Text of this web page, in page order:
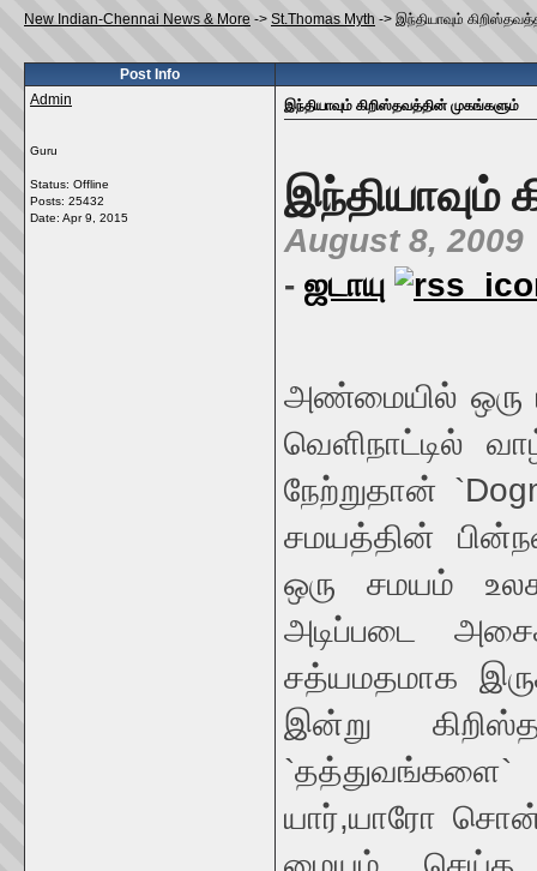
New Indian-Chennai News & More -> St.Thomas Myth -> இந்தியாவும்
Post Info
Admin
Guru
Status: Offline
Posts: 25432
Date: Apr 9, 2015
இந்தியாவும் கிறிஸ்தவத்தின் முகங்களும்
இந்தியாவும்
August 8, 2009
- ஜடாயு
அண்மையில் ஒரு
வெளிநாட்டில்
நேற்றுதான்
சமயத்தின்
ஒரு சமயம்
அடிப்படை
சத்யமதமாக
இன்று
யார்,யாரோ